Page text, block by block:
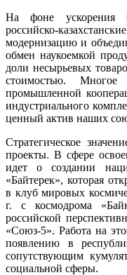
На фоне ускорения
российско-
модернизацию и
обмен наукоемкой
доли несырьевых
стоимостью.
промышленной
индустриального
ценный актив наших
Стратегическое
проекты. В сфере
идет о создании
«Байтерек», которая
в клуб мировых
г. с космодрома
российской
«Союз-5». Работа на
появлению в
сопутствующим
социальной сферы.